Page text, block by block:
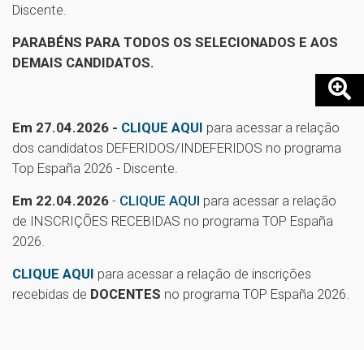
Discente.
PARABÉNS PARA TODOS OS SELECIONADOS E AOS
DEMAIS CANDIDATOS.
Em 27.04.2026 - CLIQUE AQUI para acessar a relação
dos candidatos DEFERIDOS/INDEFERIDOS no programa
Top España 2026 - Discente.
Em 22.04.2026 - CLIQUE AQUI para acessar a relação
de INSCRIÇÕES RECEBIDAS no programa TOP España
2026.
CLIQUE AQUI para acessar a relação de inscrições
recebidas de DOCENTES no programa TOP España 2026.